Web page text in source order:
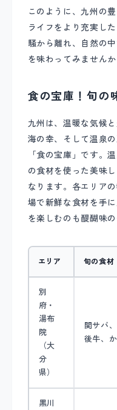
このように、九州の
ライフをより充実し
騒から離れ、自然の
を味わってみませんか
食の宝庫！旬の
九州は、温暖な気候
海の幸、そして温泉
「食の宝庫」です。
の食材を使った美味
なります。各エリア
場で新鮮な食材を手
を楽しむのも醍醐味の
エリア 旬の食材
別
府・
湯布
院
（大
分
県）
関サバ
後牛、
黒川